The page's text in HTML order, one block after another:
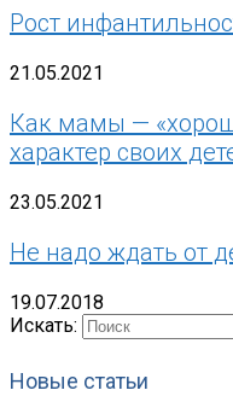
Рост
21.05.2021
Как мамы —
характер своих
23.05.2021
Не надо ждать от
19.07.2018
Искать:
Новые статьи